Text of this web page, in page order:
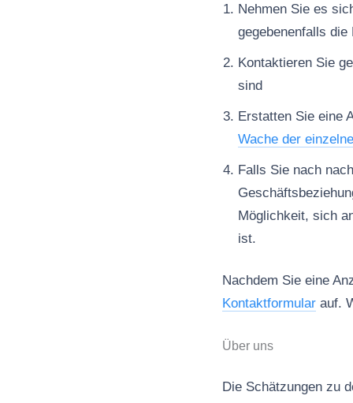
Nehmen Sie es
gegebenenfalls
Kontaktieren Sie
sind
Erstatten Sie eine
Wache der
Falls Sie nach
Möglichkeit, sich
ist.
Nachdem Sie eine
Kontaktformular auf.
Über uns
Die Schätzungen zu